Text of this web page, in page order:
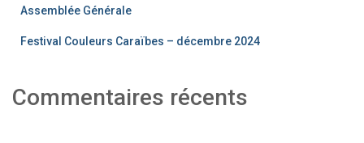
Assemblée Générale
Festival Couleurs Caraïbes – décembre 2024
Commentaires récents